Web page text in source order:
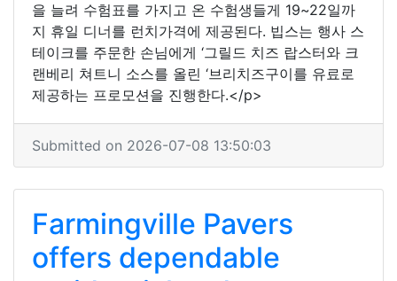
을 늘려 수험표를 가지고 온 수험생들게 19~22일까
지 휴일 디너를 런치가격에 제공된다. 빕스는 행사 스
테이크를 주문한 손님에게 ‘그릴드 치즈 랍스터와 크
랜베리 쳐트니 소스를 올린 ‘브리치즈구이를 유료로
제공하는 프로모션을 진행한다.</p>
Submitted on 2026-07-08 13:50:03
Farmingville Pavers
offers dependable